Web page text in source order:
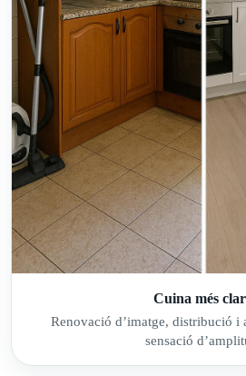
Cuina més
Renovació d’imatge, distribució i
sensació